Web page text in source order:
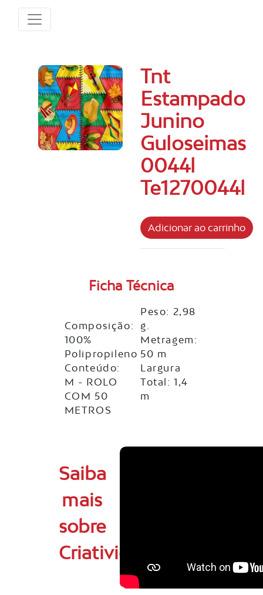
Tnt
Estampado
Junino
Guloseimas
0044l
Te1270044l
Ficha Técnica
Composição:
100%
Polipropileno
Conteúdo:
M - ROLO
COM 50
METROS
Peso: 2,98
g.
Metragem:
50 m
Largura
Total: 1,4
m
Saiba
mais
sobre
Criatividade